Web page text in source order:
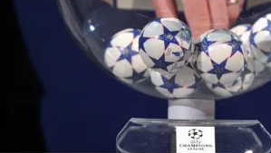
DALŠÍ SPORTY
Americký fotbal
Baseball a softbal
NEPŘEHLÉDNĚTE